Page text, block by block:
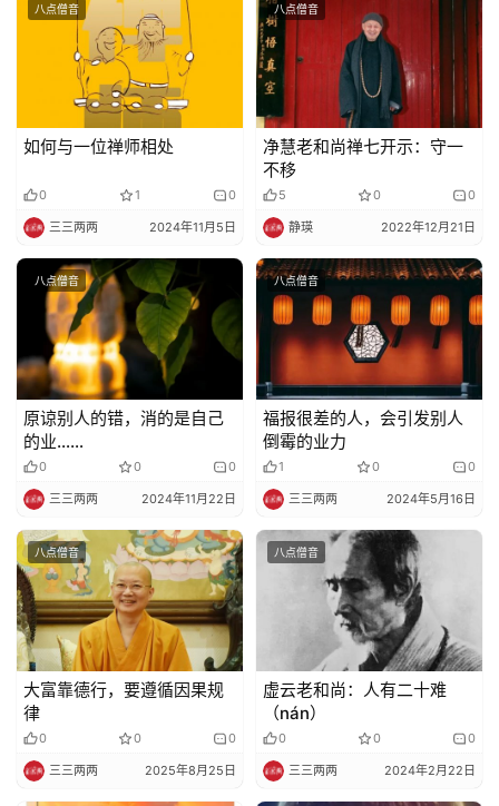
八点僧音
如何与一位禅师相处
0 1 0
三三两两 2024年11月5日
八点僧音
净慧老和尚禅七开示：守一
不移
5 0 0
静瑛 2022年12月21日
八点僧音
原谅别人的错，消的是自己
的业……
0 0 0
三三两两 2024年11月22日
八点僧音
福报很差的人，会引发别人
倒霉的业力
1 0 0
三三两两 2024年5月16日
八点僧音
大富靠德行，要遵循因果规
律
0 0 0
三三两两 2025年8月25日
八点僧音
虚云老和尚：人有二十难
（nán）
0 0 0
三三两两 2024年2月22日